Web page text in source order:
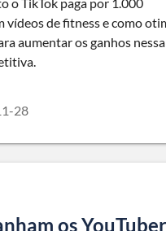
vídeos de fitness e como
aumentar os ganhos nessa
28
os